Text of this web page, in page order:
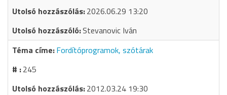
2026.06.29 13:20
Stevanovic Iván
Fordítóprogramok, szótárak
245
2012.03.24 19:30